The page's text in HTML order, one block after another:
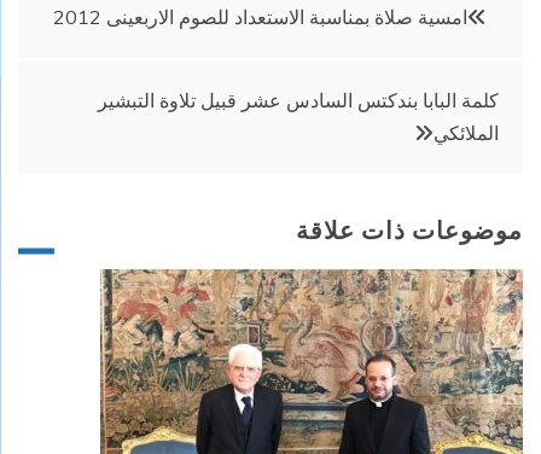
امسية صلاة بمناسبة الاستعداد للصوم الاربعينى 2012
كلمة البابا بندكتس السادس عشر قبيل تلاوة التبشير
الملائكي
موضوعات ذات علاقة